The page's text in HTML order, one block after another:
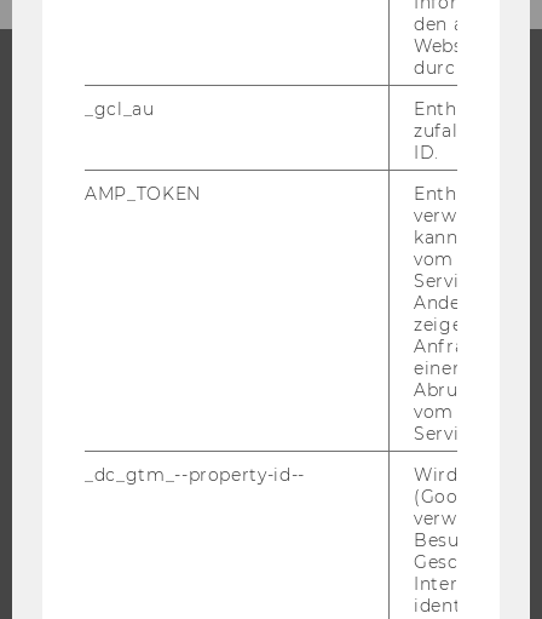
STUDIUM
BACHELOR
INTERNATIONALE UND INCOMING EXCHANGE STUDIERENDE
ANGEBOTE FÜR SCHULEN UND STUDIENINTERESSIERTE
STUDENT CLUBS
den aktuellen
durch
_gcl_au
Enthält eine
ID.
AMP_TOKEN
Enthält ein
verwendet
kann, um
vom AMP-
Service
Andere
zeigen Opt-
Anfrage im
einen Fehler
Abrufen
vom AMP
Service an.
_dc_gtm_--property-id--
Wird von
(Google Tag
verwendet,
Besucher
Geschlecht
Interessen zu
identifizieren.